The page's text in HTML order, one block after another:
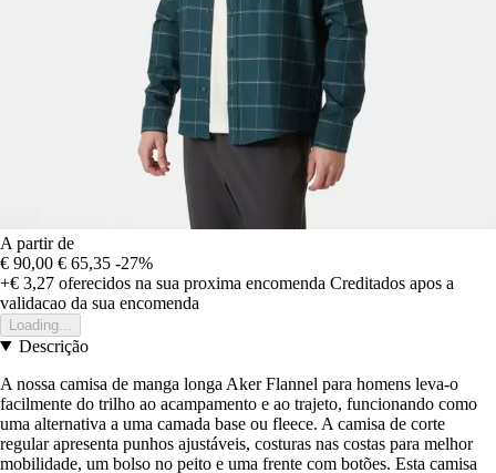
A partir de
€ 90,00 € 65,35 -27%
+€ 3,27 oferecidos na sua proxima encomenda Creditados apos a
validacao da sua encomenda
Loading...
Descrição
A nossa camisa de manga longa Aker Flannel para homens leva-o
facilmente do trilho ao acampamento e ao trajeto, funcionando como
uma alternativa a uma camada base ou fleece. A camisa de corte
regular apresenta punhos ajustáveis, costuras nas costas para melhor
mobilidade, um bolso no peito e uma frente com botões. Esta camisa